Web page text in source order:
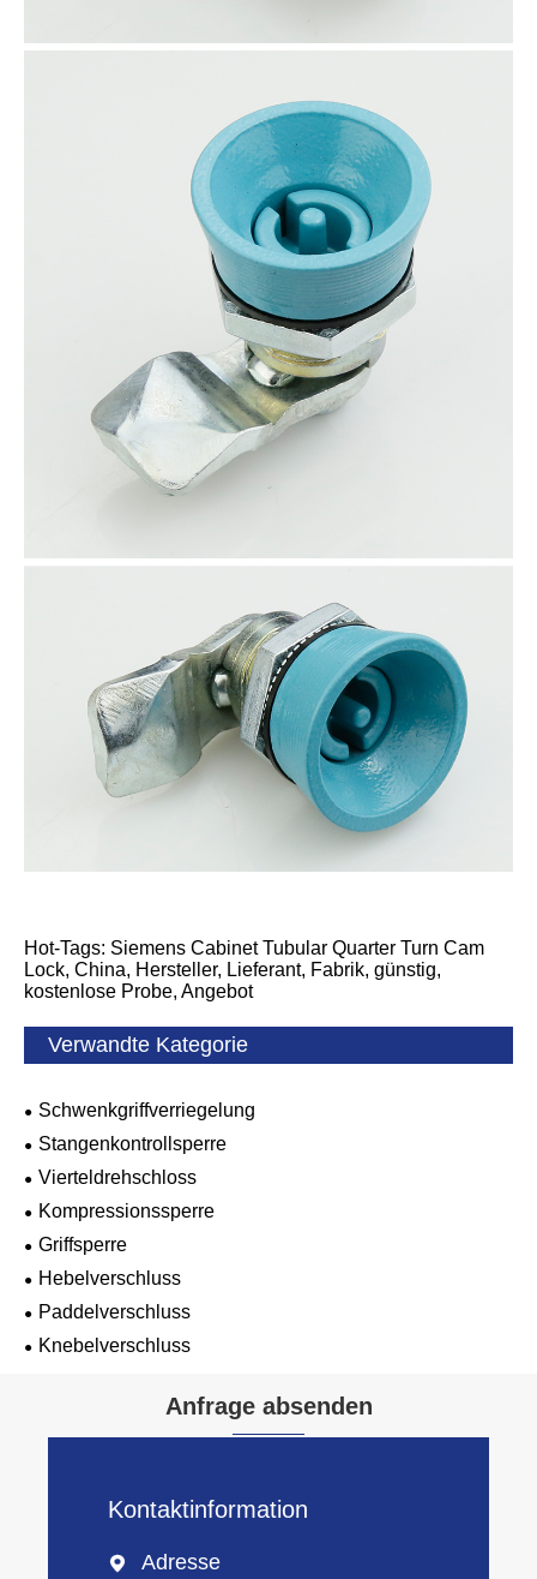
Hot-Tags: Siemens Cabinet Tubular Quarter Turn Cam
Lock, China, Hersteller, Lieferant, Fabrik, günstig,
kostenlose Probe, Angebot
Verwandte Kategorie
Schwenkgriffverriegelung
Stangenkontrollsperre
Vierteldrehschloss
Kompressionssperre
Griffsperre
Hebelverschluss
Paddelverschluss
Knebelverschluss
Anfrage absenden
Kontaktinformation
 Adresse